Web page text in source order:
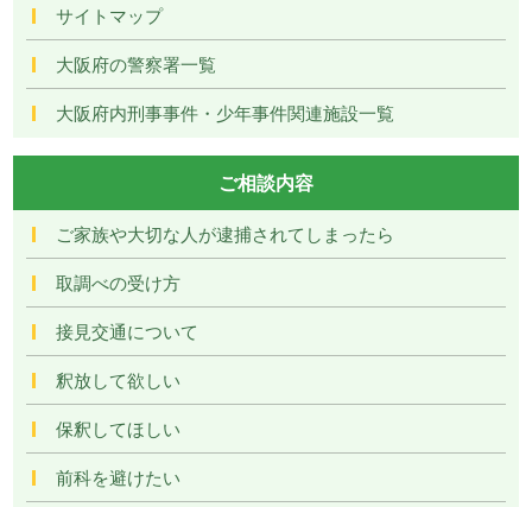
サイトマップ
大阪府の警察署一覧
大阪府内刑事事件・少年事件関連施設一覧
ご相談内容
ご家族や大切な人が逮捕されてしまったら
取調べの受け方
接見交通について
釈放して欲しい
保釈してほしい
前科を避けたい